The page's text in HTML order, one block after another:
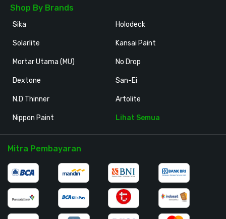
Shop By Brands
Sika
Solarlite
Mortar Utama (MU)
Dextone
N.D Thinner
Nippon Paint
Holodeck
Kansai Paint
No Drop
San-Ei
Artolite
Lihat Semua
Mitra Pembayaran